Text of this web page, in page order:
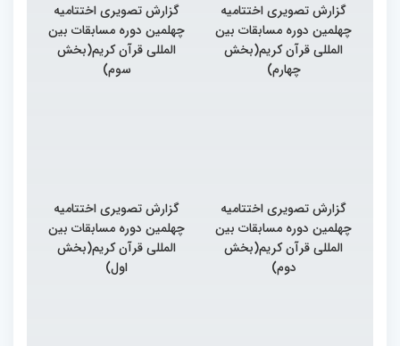
گزارش تصویری اختتامیه
چهلمین دوره مسابقات بین
المللی قرآن کریم(بخش
چهارم)
گزارش تصویری اختتامیه
چهلمین دوره مسابقات بین
المللی قرآن کریم(بخش
سوم)
گزارش تصویری اختتامیه
چهلمین دوره مسابقات بین
المللی قرآن کریم(بخش
دوم)
گزارش تصویری اختتامیه
چهلمین دوره مسابقات بین
المللی قرآن کریم(بخش
اول)